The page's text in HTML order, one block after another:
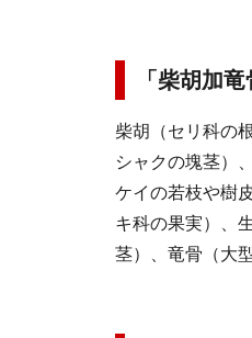
「柴胡加
柴胡（セリ科の
シャクの塊茎）
ケイの若枝や樹
キ科の果実）、
茎）、竜骨（大